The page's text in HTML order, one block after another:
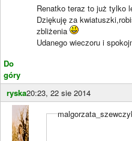
Do
góry
Renatko teraz to już tylko
Dziękuję za
zbliżenia
Udanego wieczoru i
ryska20:23, 22 sie 2014